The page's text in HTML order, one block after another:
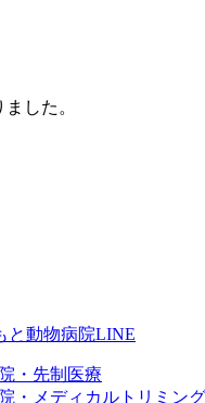
した。